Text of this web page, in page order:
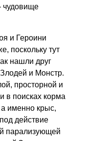
чудовище
и Героини
поскольку тут
нашли друг
и Монстр.
просторной и
в поисках корма
именно крыс,
действие
парализующей